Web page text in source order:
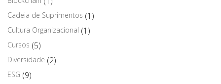
Cadeia de Suprimentos (1)
Cultura Organizacional (1)
Cursos (5)
Diversidade (2)
ESG (9)